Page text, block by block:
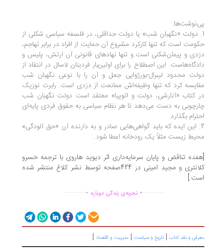
دولت «نگهبان شب» یا دولت حداقلی، در فلسفه سیاسی شکلی از
است که تنها کارکرد مشروع آن حمایت از افراد در برابر تهاجم،
و پیمان‌شکنی است و تنها نهادهای قانونی آن ارتش، پلیس و
این اصطلاح را برای اولین‌بار فردینان لاسال در انتقاد از
محدود لیبرال-‌بورژوایی جعل و آن را با نوعی نگهبان شب
کرد که تنها وظیفه‌اش ممانعت از دزدی است. رابرت نوزیک
کتاب «آنارشی، دولت و اتوپیا» معتقد است دولت نگهبان شب
به دست می‌دهد تا هر نظام سیاسی به حقوق فردی پایه‌ای
بگذارد.
این ایده که باید گواهی‌هایی صادر و به دارنده آن «حق آلودگی»
زیست مثلاً یک رودخانه اعطا شود.
تناقض و پایان سرمایه‌داری اثر دیوید هاروی با ترجمه خسرو
کلانتری و مجید امینی در 424صفحه توسط ‏نشر کلاغ منتشر شده
............... .تجربه‌ی زندگی دوباره ...............
و نقد کتاب|تاریخ و سیاست |مدیریت و اقتصاد|